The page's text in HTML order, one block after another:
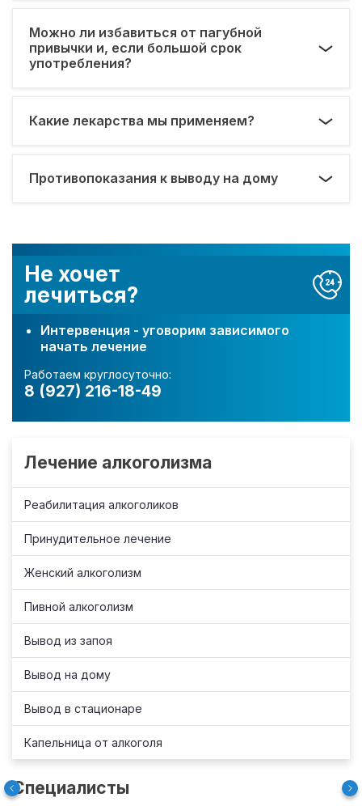
Не хочет
лечиться?
Интервенция - уговорим зависимого
начать лечение
Работаем круглосуточно:
8 (927) 216-18-49
Лечение алкоголизма
Реабилитация алкоголиков
Принудительное лечение
Женский алкоголизм
Пивной алкоголизм
Вывод из запоя
Вывод на дому
Вывод в стационаре
Капельница от алкоголя
Специалисты
Можно ли избавиться от пагубной
привычки и, если большой срок
употребления?
Какие лекарства мы применяем?
Противопоказания к выводу на дому